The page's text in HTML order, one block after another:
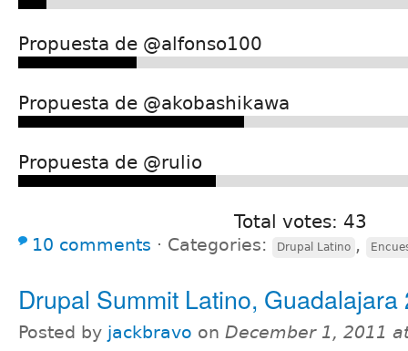
Propuesta de @alfonso100
Propuesta de @akobashikawa
Propuesta de @rulio
Total votes: 43
10 comments ⋅ Categories: Drupal Latino ,
Drupal Summit Latino, Guadalajara
Posted by jackbravo on December 1, 2011